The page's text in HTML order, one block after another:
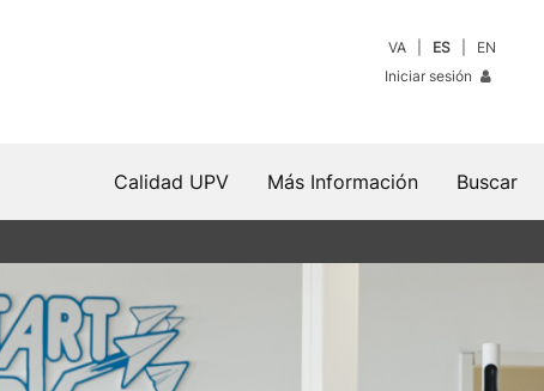
VA ES
EN
Iniciar sesión
Buscar
Más Información
Calidad UPV